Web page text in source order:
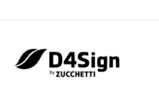
Resolução de Problemas